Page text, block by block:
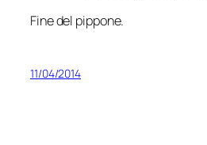
Fine del pippone.
11/04/2014